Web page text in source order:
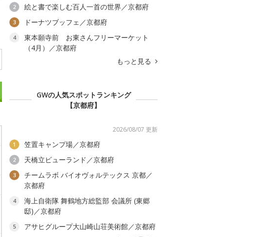
2 絵と書で楽しむ百人一首の世界／京都府
3 ドーナツブッフェ／京都府
4
東本願寺前 お東さんフリーマーケット
（4月）／京都府
もっと見る
GWの人気スポットランキング
【京都府】
2026/08/07 更新
1 笠置キャンプ場／京都府
2 天橋立ビューランド／京都府
3
チームラボ バイオヴォルテックス 京都／
京都府
4
海上自衛隊 舞鶴地方総監部 会議所 (東郷
邸)／京都府
5
アサヒグループ大山崎山荘美術館／京都府